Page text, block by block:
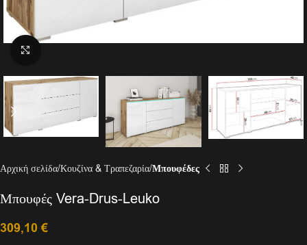
Αρχική σελίδα Κουζίνα & Τραπεζαρία Μπουφέδες
Μπουφές Vera-Drus-Leuko
309,10€